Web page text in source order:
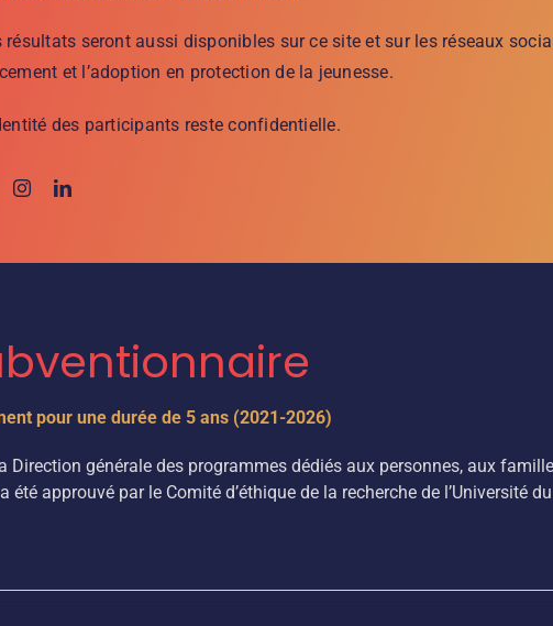
résultats seront aussi disponibles sur ce site et sur les réseaux
et l’adoption en protection de la jeunesse.
des participants reste confidentielle.
pour une durée de 5 ans (2021-2026)
Direction générale des programmes dédiés aux personnes, aux
approuvé par le Comité d’éthique de la recherche de l’Université